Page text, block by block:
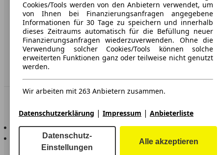
Datenschutz
Impressum
Erklärung zur Barrierefreiheit
Service
Händler
AutoScout24 für iOS
AutoScout24 für Android
Cookies/Tools werden von den Anbietern verwendet, um
von Ihnen bei Finanzierungsanfragen angegebene
Informationen für 30 Tage zu speichern und innerhalb
dieses Zeitraums automatisch für die Befüllung neuer
Finanzierungsanfragen wiederzuverwenden. Ohne die
Verwendung solcher Cookies/Tools können solche
erweiterten Funktionen ganz oder teilweise nicht genutzt
werden.
Wir arbeiten mit 263 Anbietern zusammen.
Datenschutzerklärung | Impressum | Anbieterliste
Datenschutz-
Einstellungen
Alle akzeptieren